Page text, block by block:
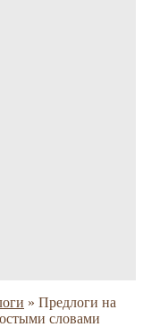
» Предлоги на
словами